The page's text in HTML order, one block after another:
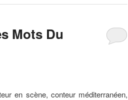
volume.
Mots Du
en scène, conteur méditerranéen,